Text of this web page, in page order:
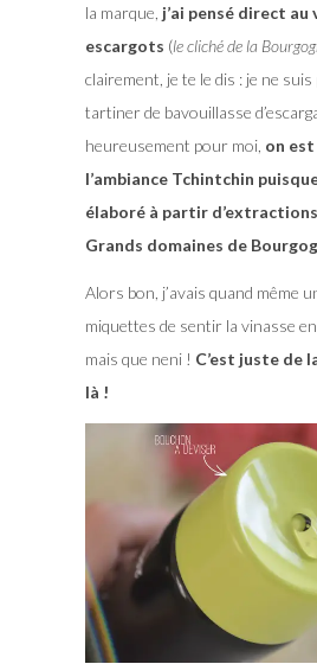
la marque, j’ai pensé direct au
escargots (le cliché de la
clairement, je te le dis : je ne suis
tartiner de bavouillasse
heureusement pour moi, on
l’ambiance Tchintchin
élaboré à partir
Grands domaines de
Alors bon, j’avais quand même
miquettes de sentir la vinasse
mais que neni ! C’est juste de
là !